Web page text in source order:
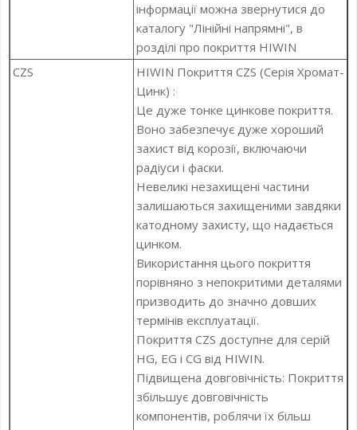
інформації можна звернутися до
каталогу "Лінійні напрямні", в
розділі про покриття HIWIN
CZS
HIWIN Покриття CZS (Серія Хромат-
Цинк) :
Це дуже тонке цинкове покриття.
Воно забезпечує дуже хороший
захист від корозії, включаючи
радіуси і фаски.
Невеликі незахищені частини
залишаються захищеними завдяки
катодному захисту, що надається
цинком.
Використання цього покриття
порівняно з непокритими деталями
призводить до значно довших
термінів експлуатації.
Покриття CZS доступне для серій
HG, EG і CG від HIWIN.
Підвищена довговічність: Покриття
збільшує довговічність
компонентів, роблячи їх більш